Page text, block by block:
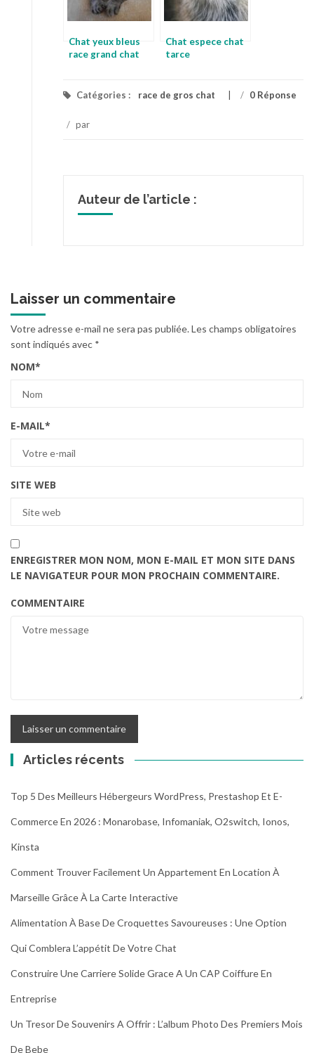
Chat yeux bleus
race grand chat
Chat espece chat
tarce
Catégories : race de gros chat / 0 Réponse
/ par
Auteur de l’article :
Laisser un commentaire
Votre adresse e-mail ne sera pas publiée.Les champs obligatoires
sont indiqués avec *
NOM*
E-MAIL*
SITE WEB
ENREGISTRER MON NOM, MON E-MAIL ET MON SITE DANS
LE NAVIGATEUR POUR MON PROCHAIN COMMENTAIRE.
COMMENTAIRE
Articles récents
Top 5 Des Meilleurs Hébergeurs WordPress, Prestashop Et E-
Commerce En 2026 : Monarobase, Infomaniak, O2switch, Ionos,
Kinsta
Comment Trouver Facilement Un Appartement En Location À
Marseille Grâce À La Carte Interactive
Alimentation À Base De Croquettes Savoureuses : Une Option
Qui Comblera L’appétit De Votre Chat
Construire Une Carriere Solide Grace A Un CAP Coiffure En
Entreprise
Un Tresor De Souvenirs A Offrir : L’album Photo Des Premiers Mois
De Bebe